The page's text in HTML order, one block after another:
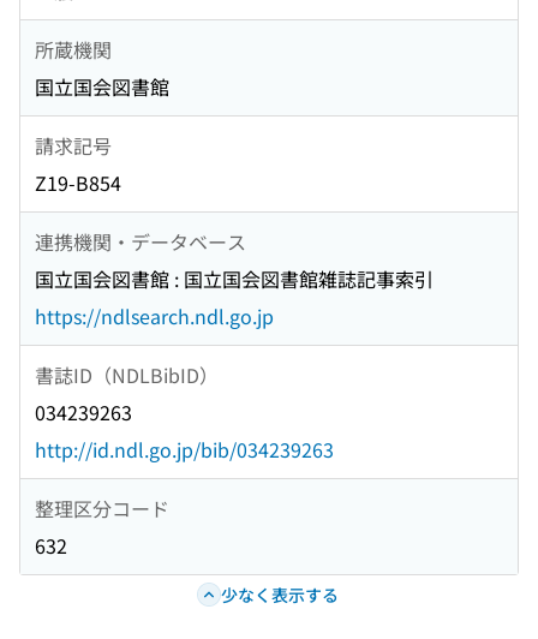
所蔵機関
国立国会図書館
請求記号
Z19-B854
連携機関・データベース
国立国会図書館 : 国立国会図書館雑誌記事索引
https://ndlsearch.ndl.go.jp
書誌ID（NDLBibID）
034239263
http://id.ndl.go.jp/bib/034239263
整理区分コード
632
少なく表示する